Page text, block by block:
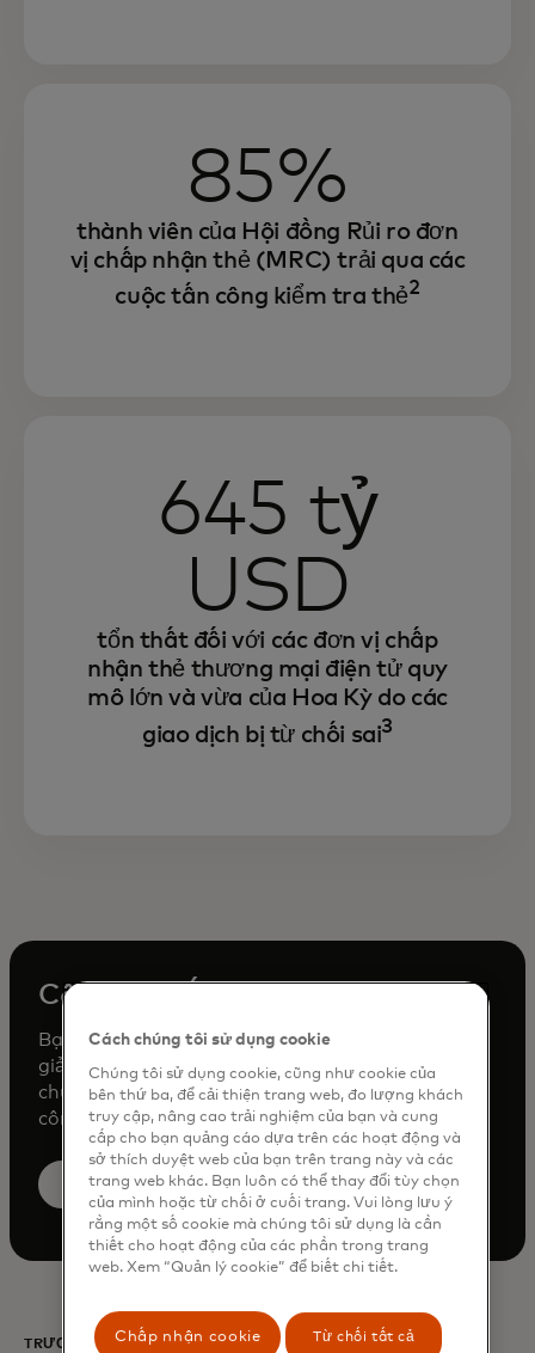
85%
thành viên của Hội đồng Rủi ro đơn
vị chấp nhận thẻ (MRC) trải qua các
cuộc tấn công kiểm tra thẻ2
645 tỷ
USD
tổn thất đối với các đơn vị chấp
nhận thẻ thương mại điện tử quy
mô lớn và vừa của Hoa Kỳ do các
giao dịch bị từ chối sai3
Công cụ chống gian lận ROI
Bạn muốn khám phá tiềm năng tiết kiệm nhờ
giảm thiểu gian lận với dữ liệu và thông tin
chuyên sâu từ Mastercard Identity? Hãy xem
công cụ tính ROI của chúng tôi để tìm hiểu.
Tính toán khoản tiết kiệm của tôiopens in a new
TRƯỜNG HỢP SỬ DỤNG
Cách chúng tôi sử dụng cookie
Chúng tôi sử dụng cookie, cũng như cookie của
bên thứ ba, để cải thiện trang web, đo lượng khách
truy cập, nâng cao trải nghiệm của bạn và cung
cấp cho bạn quảng cáo dựa trên các hoạt động và
sở thích duyệt web của bạn trên trang này và các
trang web khác. Bạn luôn có thể thay đổi tùy chọn
của mình hoặc từ chối ở cuối trang. Vui lòng lưu ý
rằng một số cookie mà chúng tôi sử dụng là cần
thiết cho hoạt động của các phần trong trang
web. Xem “Quản lý cookie” để biết chi tiết.
Chấp nhận cookie Từ chối tất cả